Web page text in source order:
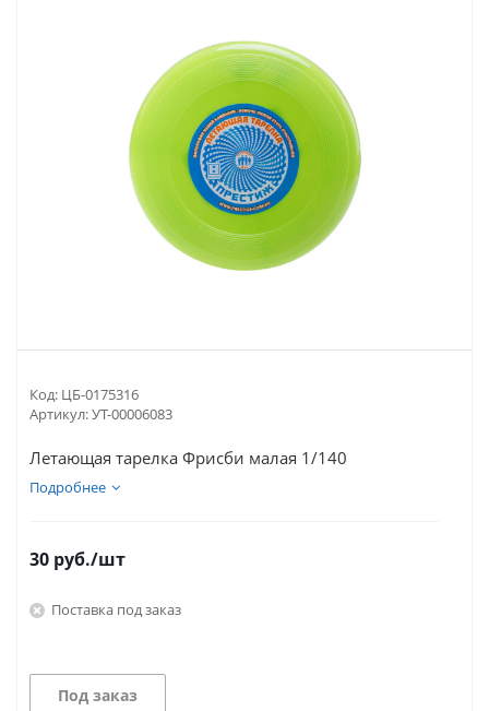
Код: ЦБ-0175316
Артикул:УТ-00006083
Летающая тарелка Фрисби малая 1/140
Подробнее
30 руб./шт
Поставка под заказ
Под заказ